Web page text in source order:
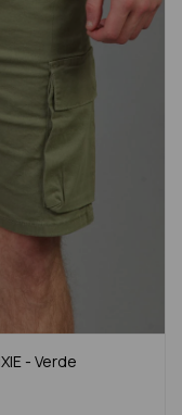
- Verde